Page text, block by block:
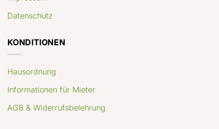
Datenschutz
KONDITIONEN
Hausordnung
Informationen für Mieter
AGB & Widerrufsbelehrung